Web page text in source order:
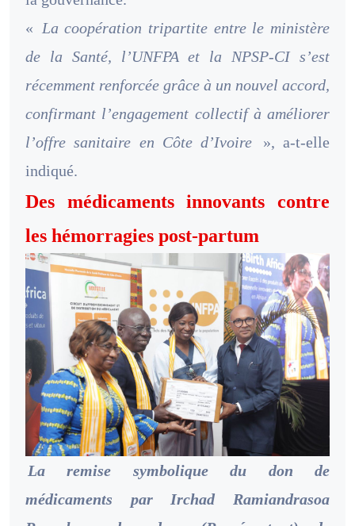
« La coopération tripartite entre le ministère
de la Santé, l’UNFPA et la NPSP-CI s’est
récemment renforcée grâce à un nouvel accord,
confirmant l’engagement collectif à améliorer
l’offre sanitaire en Côte d’Ivoire
», a-t-elle
indiqué.
Des médicaments innovants contre
les hémorragies post-partum
La remise symbolique du don de
médicaments par Irchad Ramiandrasoa